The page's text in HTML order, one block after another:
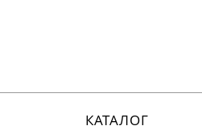
КАТАЛОГ